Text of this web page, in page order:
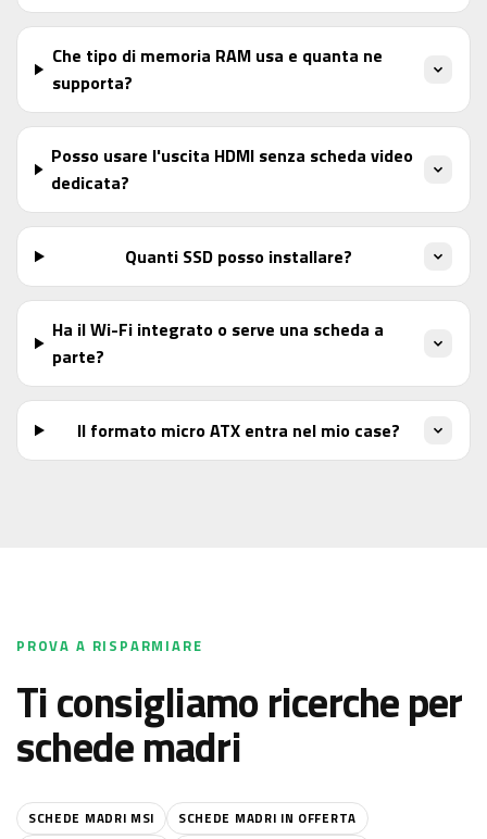
Che tipo di memoria RAM usa e quanta ne
supporta?
Posso usare l'uscita HDMI senza scheda video
dedicata?
Quanti SSD posso installare?
Ha il Wi-Fi integrato o serve una scheda a
parte?
Il formato micro ATX entra nel mio case?
PROVA A RISPARMIARE
Ti consigliamo ricerche per
schede madri
SCHEDE MADRI MSI SCHEDE MADRI IN OFFERTA